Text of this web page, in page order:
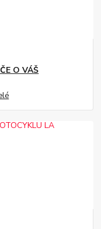
O VÁŠ